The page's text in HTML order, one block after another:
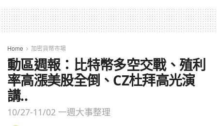
Home 加密貨幣市場
動區週報：比特幣多空交戰、殖利
率高漲美股全倒、CZ杜拜高光演
講..
10/27-11/02 一週大事整理